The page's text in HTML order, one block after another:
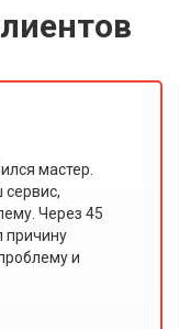
плохо
мне